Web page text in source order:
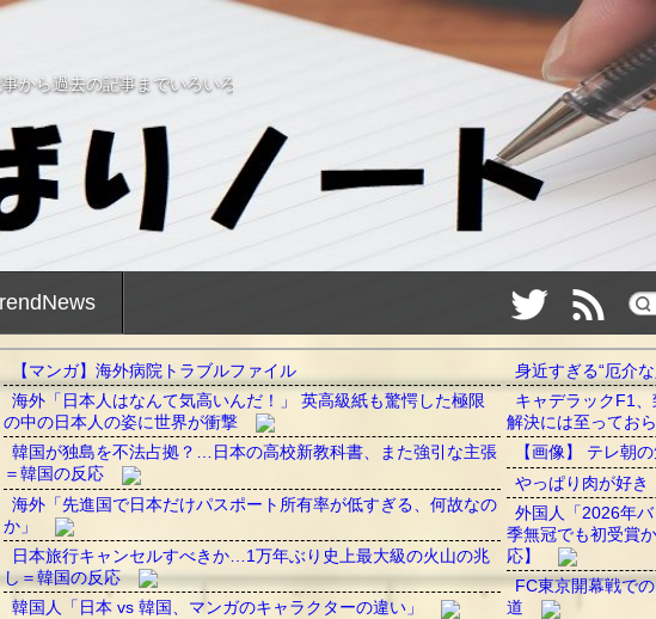
から過去の記事までいろいろ
【マンガ】海外病院トラブルファイル
海外「日本人はなんて気高いんだ！」 英高級紙も驚愕した極限
の中の日本人の姿に世界が衝撃
韓国が独島を不法占拠？…日本の高校新教科書、また強引な主張
＝韓国の反応
海外「先進国で日本だけパスポート所有率が低すぎる、何故なの
か」
日本旅行キャンセルすべきか…1万年ぶり史上最大級の火山の兆
し＝韓国の反応
韓国人「日本 vs 韓国、マンガのキャラクターの違い」
身近すぎる“厄介
キャデラックF1
解決には至ってお
【画像】 テレ朝
やっぱり肉が好き
外国人「2026年
季無冠でも初受賞
応】
FC東京開幕戦で
道